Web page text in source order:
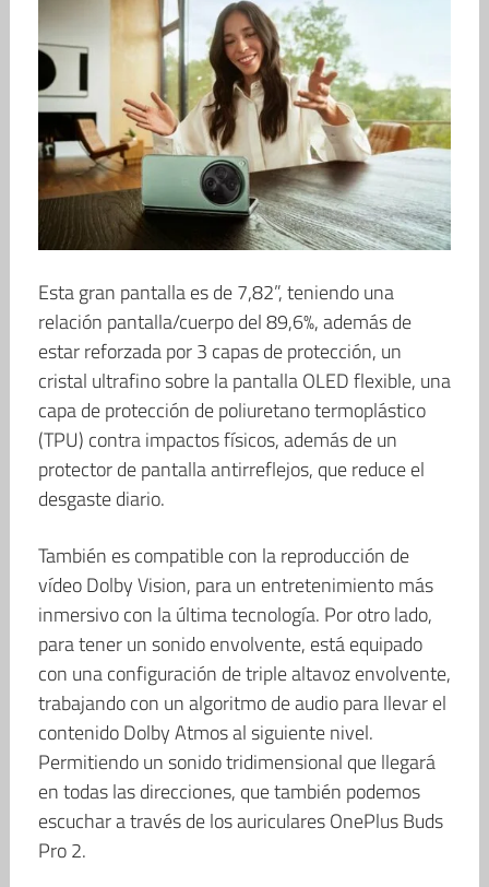
Esta gran pantalla es de 7,82”, teniendo una
relación pantalla/cuerpo del 89,6%, además de
estar reforzada por 3 capas de protección, un
cristal ultrafino sobre la pantalla OLED flexible, una
capa de protección de poliuretano termoplástico
(TPU) contra impactos físicos, además de un
protector de pantalla antirreflejos, que reduce el
desgaste diario.
También es compatible con la reproducción de
vídeo Dolby Vision, para un entretenimiento más
inmersivo con la última tecnología. Por otro lado,
para tener un sonido envolvente, está equipado
con una configuración de triple altavoz envolvente,
trabajando con un algoritmo de audio para llevar el
contenido Dolby Atmos al siguiente nivel.
Permitiendo un sonido tridimensional que llegará
en todas las direcciones, que también podemos
escuchar a través de los auriculares OnePlus Buds
Pro 2.